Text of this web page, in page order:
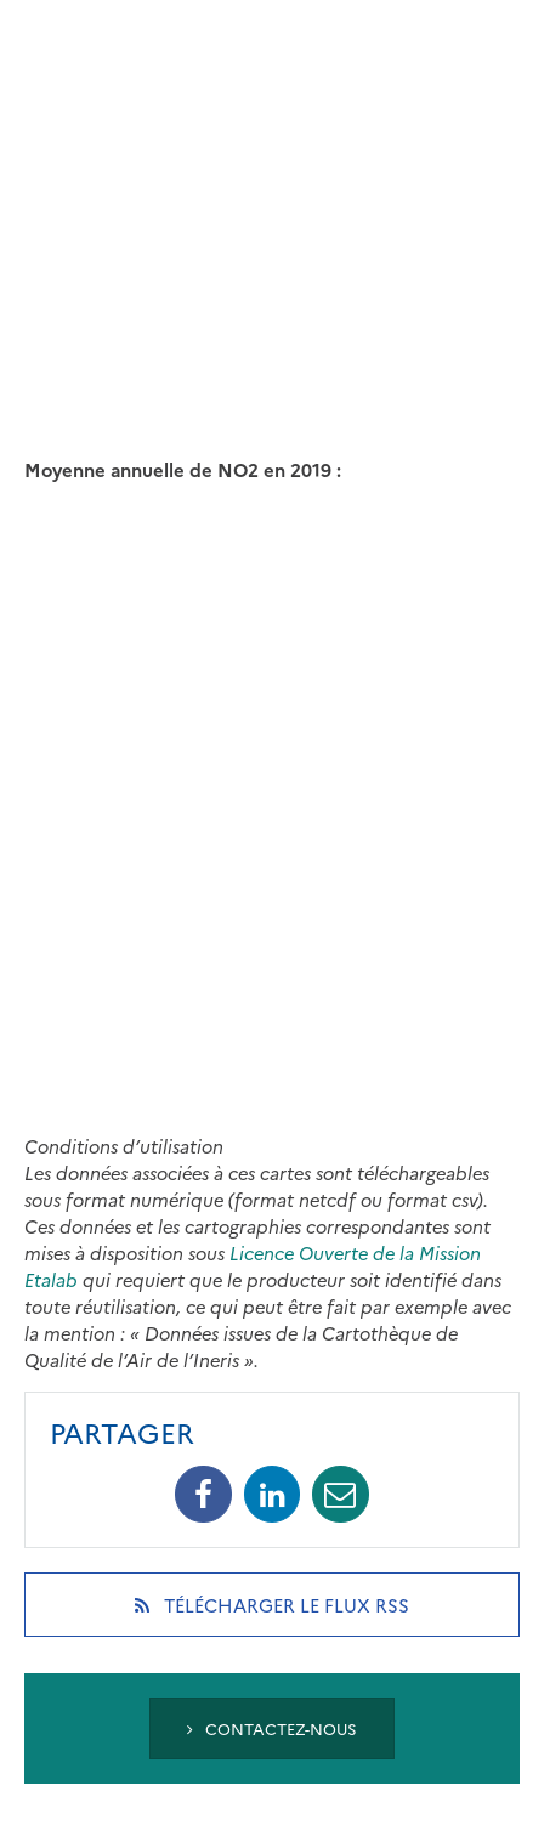
Moyenne annuelle de NO2 en 2019 :
Conditions d’utilisation
Les données associées à ces cartes sont téléchargeables
sous format numérique (format netcdf ou format csv).
Ces données et les cartographies correspondantes sont
mises à disposition sous Licence Ouverte de la Mission
Etalab qui requiert que le producteur soit identifié dans
toute réutilisation, ce qui peut être fait par exemple avec
la mention : « Données issues de la Cartothèque de
Qualité de l’Air de l’Ineris ».
PARTAGER
Facebook
(opens
a
new
tab)
Linkedin
(opens
a
new
tab)
Mail
(opens
a
new
tab)
TÉLÉCHARGER LE FLUX RSS(OPENS
NEW
CONTACTEZ-NOUS